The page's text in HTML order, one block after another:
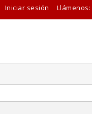
Iniciar sesión Llámenos: